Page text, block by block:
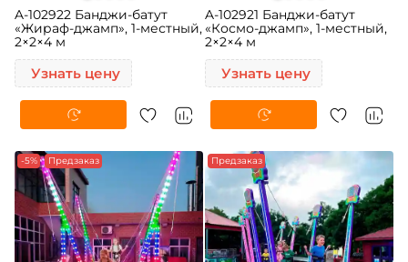
A-102922 Банджи-батут
«Жираф-джамп», 1-местный,
2×2×4 м
Узнать цену
A-102921 Банджи-батут
«Космо-джамп», 1-местный,
2×2×4 м
Узнать цену
-5% Предзаказ Предзаказ